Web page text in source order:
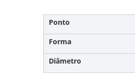
Ponto
Forma
Diâmetro